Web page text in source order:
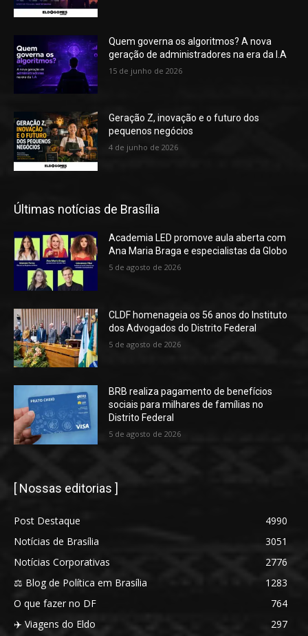
Quem governa os algoritmos? A nova
geração de administradores na era da I.A
15 de junho de 2026
Geração Z, inovação e o futuro dos
pequenos negócios
4 de junho de 2026
Últimas notícias de Brasília
Academia LED promove aula aberta com
Ana Maria Braga e especialistas da Globo
5 de agosto de 2026
CLDF homenageia os 56 anos do Instituto
dos Advogados do Distrito Federal
5 de agosto de 2026
BRB realiza pagamento de benefícios
sociais para milhares de famílias no
Distrito Federal
5 de agosto de 2026
[ Nossas editorias ]
Post Destaque
4990
Notícias de Brasília
3051
Notícias Corporativas
2776
⚖️ Blog de Política em Brasília
1283
O que fazer no DF
764
✈️ Viagens do Eldo
297